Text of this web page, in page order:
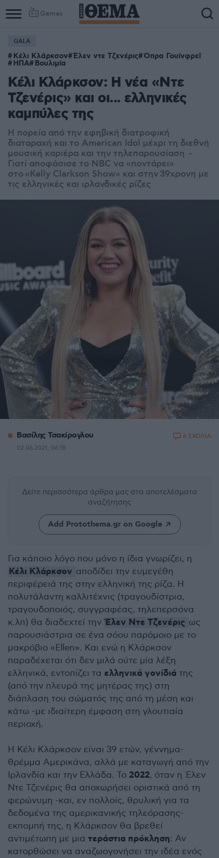
Games
GALA
Κέλι Κλάρκσον Έλεν ντε Τζενέρις Όπρα Γουίνφρεϊ
ΗΠΑ Βουλιμία
Κέλι Κλάρκσον: Η νέα «Ντε
Τζενέρις» και οι... ελληνικές
καμπύλες της
Η πορεία από την εφηβική διατροφική
διαταραχή και το American Idol μέχρι τη διεθνή
μουσική καριέρα και την τηλεπαρουσίαση -
Γιατί αποφάσισε το NBC να «ποντάρει»
στο «Kelly Clarkson Show» και στην39χρονη με
τις ελληνικές και ιρλανδικές ρίζες
Βασίλης Τσακίρογλου
02.06.2021, 06:18
6 ΣΧΟΛΙΑ
Δείτε περισσότερα άρθρα μας στα αποτελέσματα
αναζήτησης
Add Protothema.gr on Google
Για κάποιο λόγο που μόνο η ίδια γνωρίζει, η
Κέλι Κλάρκσον αποδίδει την ευμεγέθη
περιφέρειά της στην ελληνική της ρίζα. Η
πολυτάλαντη καλλιτέχνις (τραγουδίστρια,
τραγουδοποιός, συγγραφέας, τηλεπερσόνα
κ.λπ) θα διαδεχτεί τηνΈλεν Ντε Τζενέρις ως
παρουσιάστρια σε ένα σόου παρόμοιο με το
μακρόβιο «Ellen». Και ενώ η Κλάρκσον
παραδέχεται ότι δεν μιλά ούτε μία λέξη
ελληνικά, εντοπίζει τα ελληνικά γονίδιά της
(από την πλευρά της μητέρας της) στη
διάπλαση του σώματός της από τη μέση και
κάτω -με ιδιαίτερη έμφαση στη γλουτιαία
περιοχή.
Η Κέλι Κλάρκσον είναι 39 ετών, γέννημα-
θρέμμα Αμερικάνα, αλλά με καταγωγή από την
Ιρλανδία και την Ελλάδα. To 2022, όταν η Έλεν
Ντε Τζενέρις θα αποχωρήσει οριστικά από τη
φερώνυμη -και, εν πολλοίς, θρυλική για τα
δεδομένα της αμερικανικής τηλεόρασης-
εκπομπή της, η Κλάρκσον θα βρεθεί
αντιμέτωπη με μια τεράστια πρόκληση: Αν
κατορθώσει να αναζωογονήσει την ιδέα ενός